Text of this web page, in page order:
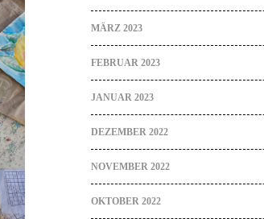
MÄRZ 2023
FEBRUAR 2023
JANUAR 2023
DEZEMBER 2022
NOVEMBER 2022
OKTOBER 2022